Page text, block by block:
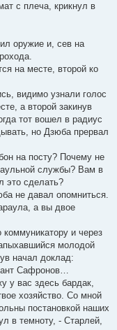
с плеча, крикнул в
оружие и, сев на
на месте, второй ко
видимо узнали голос
а второй закинув
тот вошел в радиус
но Дзюба прервал
на посту? Почему не
службы? Вам в
это сделать?
не давал опомниться.
а вы двое
и через
молодой
начал доклад:
Сафронов…
у вас здесь бардак,
хозяйство. Со мной
постановкой наших
в темноту, - Старлей,